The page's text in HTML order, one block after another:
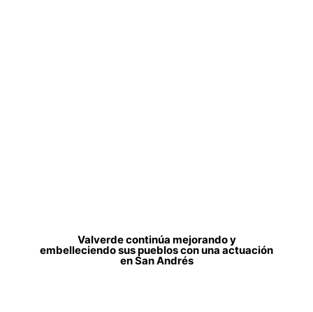
Valverde continúa mejorando y
embelleciendo sus pueblos con una actuación
en San Andrés